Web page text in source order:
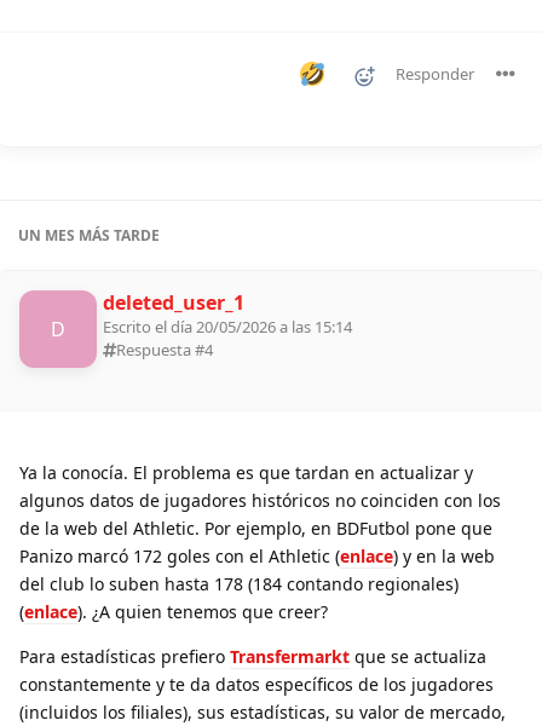
Responder
UN MES MÁS TARDE
D
deleted_user_1
Escrito el día 20/05/2026 a las 15:14
Respuesta #4
Ya la conocía. El problema es que tardan en actualizar y
algunos datos de jugadores históricos no coinciden con los
de la web del Athletic. Por ejemplo, en BDFutbol pone que
Panizo marcó 172 goles con el Athletic (enlace) y en la web
del club lo suben hasta 178 (184 contando regionales)
(enlace). ¿A quien tenemos que creer?
Para estadísticas prefiero Transfermarkt que se actualiza
constantemente y te da datos específicos de los jugadores
(incluidos los filiales), sus estadísticas, su valor de mercado,